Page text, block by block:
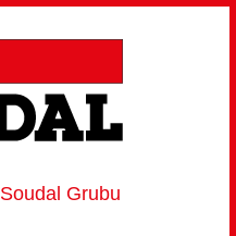
Soudal Grubu